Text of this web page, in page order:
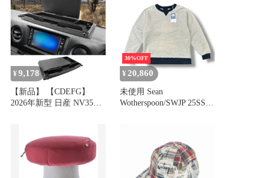
S70144】S70144
25FW-027-SP
¥ 9,178
【新品】 【CDEFG】
2026年新型 日産 NV350
レイ フタ付き ABS素材
滑り止め設計 ャラバン
nv350 トレイ 車内収納ボ
ックス 車内整理 キャラ
30%OFF
¥ 20,860
未使用 Sean
Wotherspoon/SWJP 25SS
スプーン SW-25SS-019 グ
レー XL （96951A）